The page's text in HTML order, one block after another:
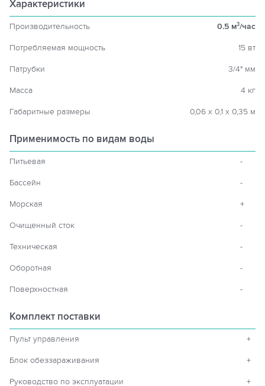
Характеристики
Производительность 0.5 м3/час
Потребляемая мощность 15 вт
Патрубки 3/4" мм
Масса 4 кг
Габаритные размеры 0,06 х 0,1 х 0,35 м
Применимость по видам воды
Питьевая -
Бассейн -
Морская +
Очищенный сток -
Техническая -
Оборотная -
Поверхностная -
Комплект поставки
Пульт управления +
Блок обеззараживания +
Руководство по эксплуатации +